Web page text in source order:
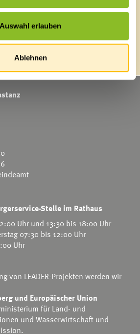
Auswahl erlauben
Ablehnen
Stelle im Rathaus
Uhr und 13:30 bis 18:00 Uhr
07:30 bis 12:00 Uhr
Uhr
von LEADER-Projekten werden wir
und Europäischer Union
für Land- und
und Wasserwirtschaft und